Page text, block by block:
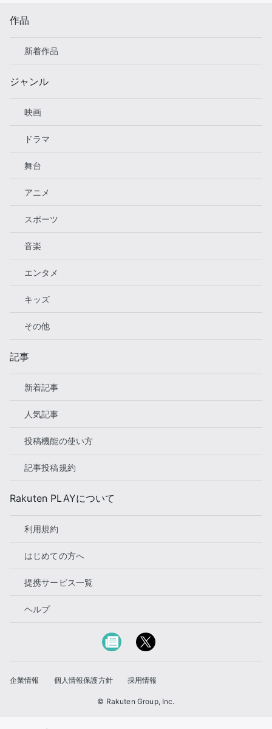
作品
新着作品
ジャンル
映画
ドラマ
舞台
アニメ
スポーツ
音楽
エンタメ
キッズ
その他
記事
新着記事
人気記事
投稿機能の使い方
記事投稿規約
Rakuten PLAYについて
利用規約
はじめての方へ
提携サービス一覧
ヘルプ
企業情報 個人情報保護方針 採用情報
© Rakuten Group, Inc.